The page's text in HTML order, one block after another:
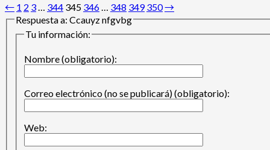
← 1 2 3… 344 345 346… 348 349 350→
Respuesta a: Ccauyz nfgvbg
Tu información:
Nombre (obligatorio):
Correo electrónico (no se publicará) (obligatorio):
Web: